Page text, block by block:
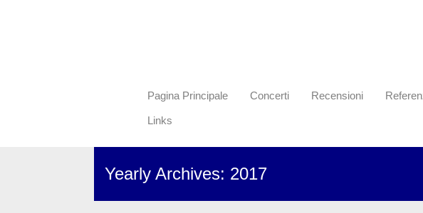
Pagina Principale Concerti Recensioni
Links
Yearly Archives: 2017